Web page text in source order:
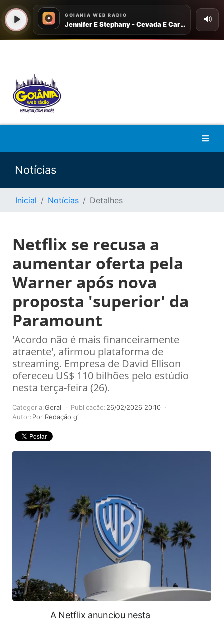
Notícias
Inicial Notícias Detalhes
Netflix se recusa a
aumentar oferta pela
Warner após nova
proposta 'superior' da
Paramount
'Acordo não é mais financeiramente
atraente', afirmou plataforma de
streaming. Empresa de David Ellison
ofereceu US$ 110 bilhões pelo estúdio
nesta terça-feira (26).
Categoria:Geral Publicação: 26/02/2026 20:10
Autor: Por Redação g1
A Netflix anunciou nesta